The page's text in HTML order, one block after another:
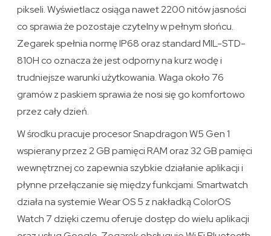
pikseli. Wyświetlacz osiąga nawet 2200 nitów jasności
co sprawia że pozostaje czytelny w pełnym słońcu.
Zegarek spełnia normę IP68 oraz standard MIL-STD-
810H co oznacza że jest odporny na kurz wodę i
trudniejsze warunki użytkowania. Waga około 76
gramów z paskiem sprawia że nosi się go komfortowo
przez cały dzień.
W środku pracuje procesor Snapdragon W5 Gen 1
wspierany przez 2 GB pamięci RAM oraz 32 GB pamięci
wewnętrznej co zapewnia szybkie działanie aplikacji i
płynne przełączanie się między funkcjami. Smartwatch
działa na systemie Wear OS 5 z nakładką ColorOS
Watch 7 dzięki czemu oferuje dostęp do wielu aplikacji